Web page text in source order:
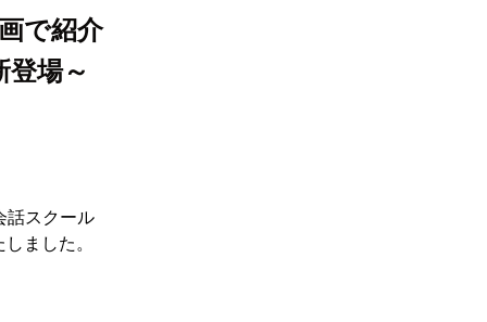
で紹介
場～
話スクール
ました。